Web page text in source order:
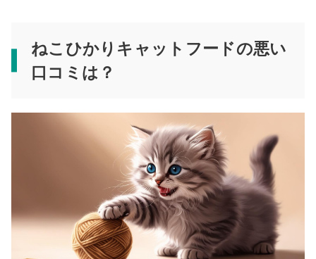
ねこひかりキャットフードの悪い
口コミは？